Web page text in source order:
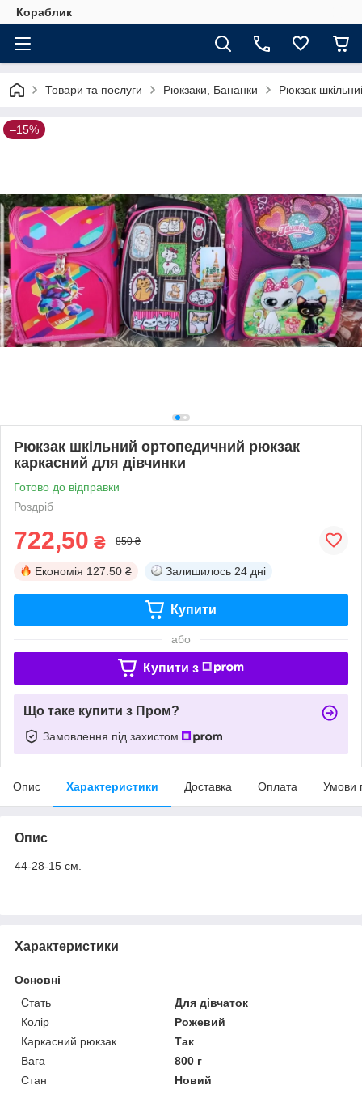
Кораблик
Товари та послуги Рюкзаки, Бананки Рюкзак
–15%
Рюкзак шкільний ортопедичний рюкзак
каркасний для дівчинки
Готово до відправки
Роздріб
722,50 ₴ 850 ₴
Економія 127.50 ₴ Залишилось 24 дні
Купити
або
Купити з
Що таке купити з Пром?
Замовлення під захистом
Опис Характеристики Доставка Оплата Умови
Опис
44-28-15 см.
Характеристики
Основні
Стать
Для дівчаток
Колір
Рожевий
Каркасний рюкзак
Так
Вага
800 г
Стан
Новий